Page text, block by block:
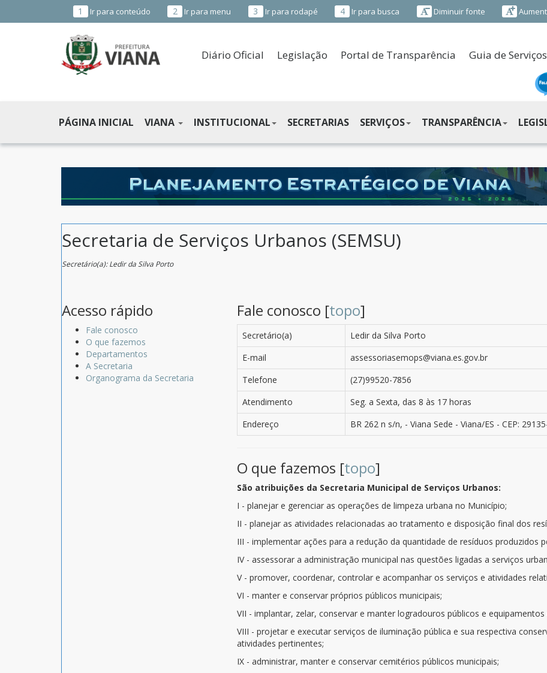
1 Ir para conteúdo 2 Ir para menu 3 Ir para rodapé 4 Ir para busca Diminuir fonte
MUNICIPAL
DE
VIANA
ES
Diário Oficial Legislação Portal de Transparência Guia de Serviços
PÁGINA INICIAL VIANA INSTITUCIONAL SECRETARIAS SERVIÇOS TRANSPARÊNCIA
Secretaria de Serviços Urbanos (SEMSU)
Secretário(a): Ledir da Silva Porto
Acesso rápido
Fale conosco
O que fazemos
Departamentos
A Secretaria
Organograma da Secretaria
Fale conosco [topo]
Secretário(a)
Ledir da Silva Porto
E-mail
assessoriasemops@viana.es.gov.br
Telefone
(27)99520-7856
Atendimento
Seg. a Sexta, das 8 às 17 horas
Endereço
BR 262 n s/n, - Viana Sede - Viana/ES - CEP:
O que fazemos [topo]
São atribuições da Secretaria Municipal de Serviços Urbanos:
I - planejar e gerenciar as operações de limpeza urbana no Município;
II - planejar as atividades relacionadas ao tratamento e disposição final dos
III - implementar ações para a redução da quantidade de resíduos produzidos
IV - assessorar a administração municipal nas questões ligadas a serviços
V - promover, coordenar, controlar e acompanhar os serviços e atividades
VI - manter e conservar próprios públicos municipais;
VII - implantar, zelar, conservar e manter logradouros públicos e
VIII - projetar e executar serviços de iluminação pública e sua respectiva
atividades pertinentes;
IX - administrar, manter e conservar cemitérios públicos municipais;